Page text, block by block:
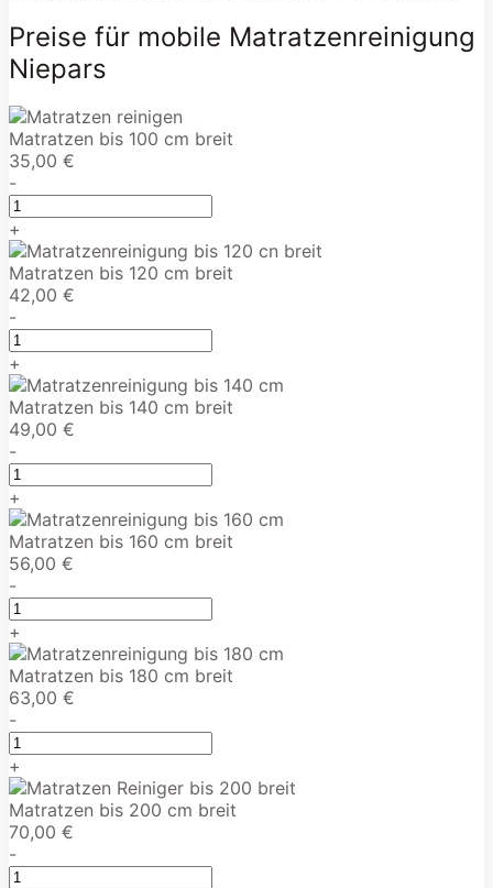
Preise für mobile Matratzenreinigung
Niepars
Matratzen bis 100 cm breit
35,00 €
-
+
Matratzen bis 120 cm breit
42,00 €
-
+
Matratzen bis 140 cm breit
49,00 €
-
+
Matratzen bis 160 cm breit
56,00 €
-
+
Matratzen bis 180 cm breit
63,00 €
-
+
Matratzen bis 200 cm breit
70,00 €
-